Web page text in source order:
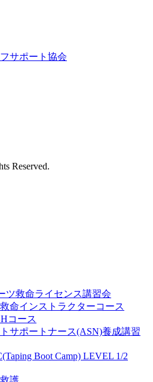
サポート協会
Reserved.
ツ救命ライセンス講習会
命インストラクターコース
コース
サポートナース(ASN)養成講習
Boot Camp) LEVEL 1/2